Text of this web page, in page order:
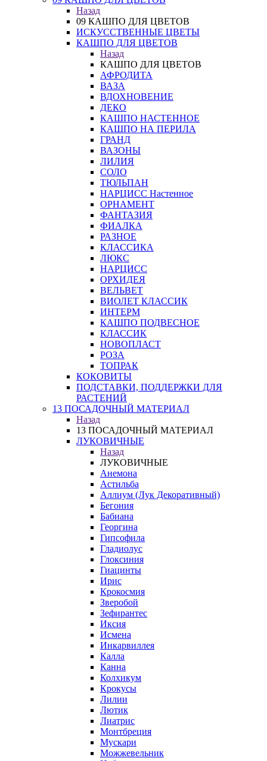
Назад
09 КАШПО ДЛЯ ЦВЕТОВ
ИСКУССТВЕННЫЕ ЦВЕТЫ
КАШПО ДЛЯ ЦВЕТОВ
Назад
КАШПО ДЛЯ ЦВЕТОВ
АФРОДИТА
ВАЗА
ВДОХНОВЕНИЕ
ДЕКО
КАШПО НАСТЕННОЕ
КАШПО НА ПЕРИЛА
ГРАНД
ВАЗОНЫ
ЛИЛИЯ
СОЛО
ТЮЛЬПАН
НАРЦИСС Настенное
ОРНАМЕНТ
ФАНТАЗИЯ
ФИАЛКА
РАЗНОЕ
КЛАССИКА
ЛЮКС
НАРЦИСС
ОРХИДЕЯ
ВЕЛЬВЕТ
ВИОЛЕТ КЛАССИК
ИНТЕРМ
КАШПО ПОДВЕСНОЕ
КЛАССИК
НОВОПЛАСТ
РОЗА
ТОПРАК
КОКОВИТЫ
ПОДСТАВКИ, ПОДДЕРЖКИ ДЛЯ
РАСТЕНИЙ
13 ПОСАДОЧНЫЙ МАТЕРИАЛ
Назад
13 ПОСАДОЧНЫЙ МАТЕРИАЛ
ЛУКОВИЧНЫЕ
Назад
ЛУКОВИЧНЫЕ
Анемона
Астильба
Аллиум (Лук Декоративный)
Бегония
Бабиана
Георгина
Гипсофила
Гладиолус
Глоксиния
Гиацинты
Ирис
Крокосмия
Зверобой
Зефирантес
Иксия
Исмена
Инкарвиллея
Калла
Канна
Колхикум
Крокусы
Лилии
Лютик
Лиатрис
Монтбреция
Мускари
Можжевельник